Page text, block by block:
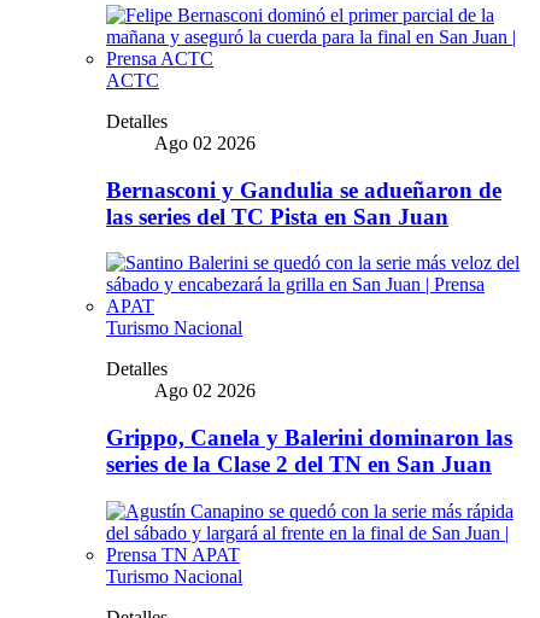
ACTC
Detalles
Ago 02 2026
Bernasconi y Gandulia se adueñaron de
las series del TC Pista en San Juan
Turismo Nacional
Detalles
Ago 02 2026
Grippo, Canela y Balerini dominaron las
series de la Clase 2 del TN en San Juan
Turismo Nacional